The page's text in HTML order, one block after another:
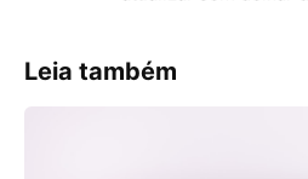
Leia também